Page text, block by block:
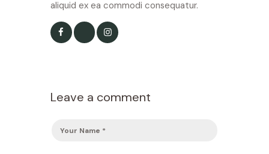
aliquid ex ea commodi consequatur.
Leave a comment